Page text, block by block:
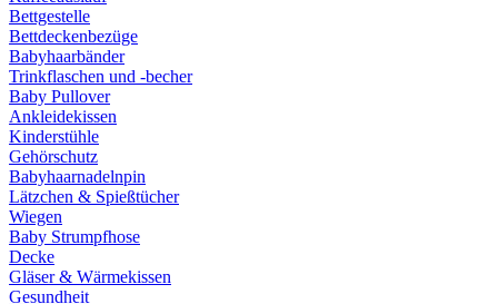
Bettgestelle
Bettdeckenbezüge
Babyhaarbänder
Trinkflaschen und -becher
Baby Pullover
Ankleidekissen
Kinderstühle
Gehörschutz
Babyhaarnadelnpin
Lätzchen & Spießtücher
Wiegen
Baby Strumpfhose
Decke
Gläser & Wärmekissen
Gesundheit